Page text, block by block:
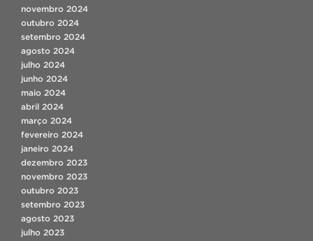
novembro 2024
outubro 2024
setembro 2024
agosto 2024
julho 2024
junho 2024
maio 2024
abril 2024
março 2024
fevereiro 2024
janeiro 2024
dezembro 2023
novembro 2023
outubro 2023
setembro 2023
agosto 2023
julho 2023